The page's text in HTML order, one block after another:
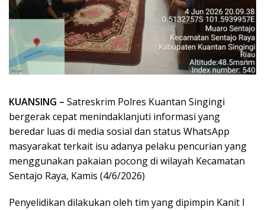
KUANSING – Satreskrim Polres Kuantan Singingi
bergerak cepat menindaklanjuti informasi yang
beredar luas di media sosial dan status WhatsApp
masyarakat terkait isu adanya pelaku pencurian yang
menggunakan pakaian pocong di wilayah Kecamatan
Sentajo Raya, Kamis (4/6/2026)
Penyelidikan dilakukan oleh tim yang dipimpin Kanit I